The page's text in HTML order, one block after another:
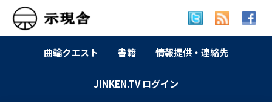
曲輪クエスト 書籍 情報提供・連絡先
JINKEN.TV ログイン